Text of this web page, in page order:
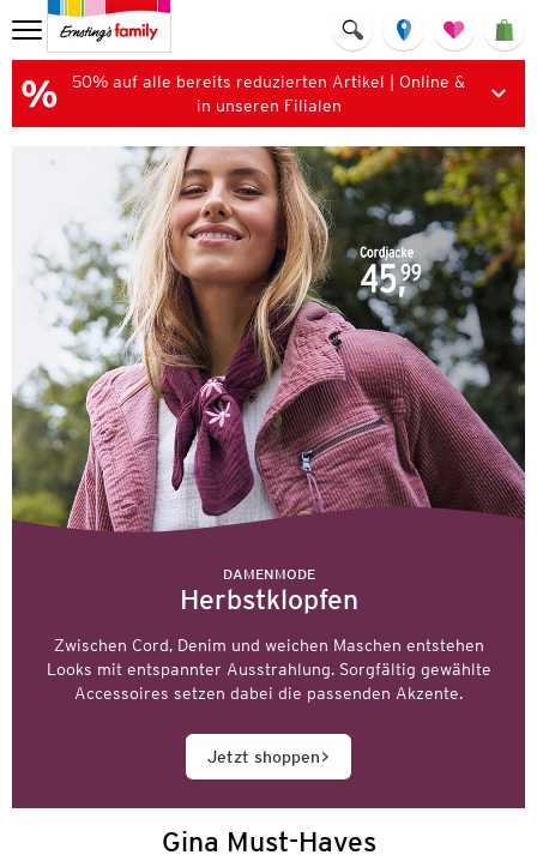
50% auf alle bereits reduzierten Artikel | Online &
in unseren Filialen
DAMENMODE
Herbstklopfen
Zwischen Cord, Denim und weichen Maschen entstehen
Looks mit entspannter Ausstrahlung. Sorgfältig gewählte
Accessoires setzen dabei die passenden Akzente.
Jetzt shoppen
Gina Must-Haves